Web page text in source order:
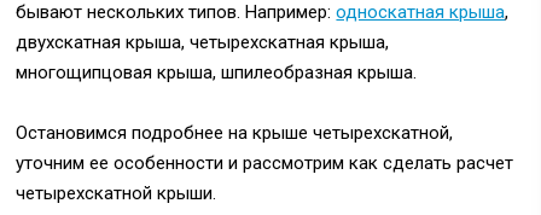
бывают нескольких типов. Например:односкатная крыша,
двухскатная крыша, четырехскатная крыша,
многощипцовая крыша, шпилеобразная крыша.
Остановимся подробнее на крыше четырехскатной,
уточним ее особенности и рассмотрим как сделать расчет
четырехскатной крыши.